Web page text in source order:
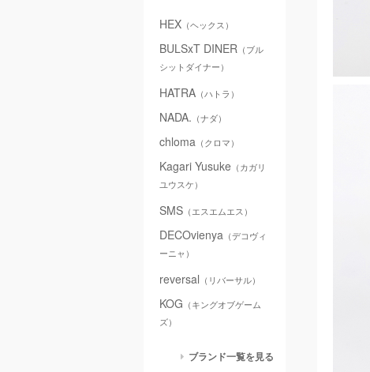
HEX （ヘックス）
BULSxT DINER （ブル
シットダイナー）
HATRA （ハトラ）
NADA. （ナダ）
chloma （クロマ）
Kagari Yusuke （カガリ
ユウスケ）
SMS （エスエムエス）
DECOvienya （デコヴィ
ーニャ）
reversal （リバーサル）
KOG （キングオブゲーム
ズ）
ブランド一覧を見る